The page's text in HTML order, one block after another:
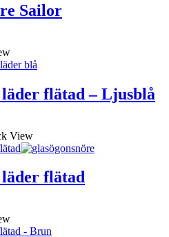
Sailor
läder flätad – Ljusblå
View
läder flätad